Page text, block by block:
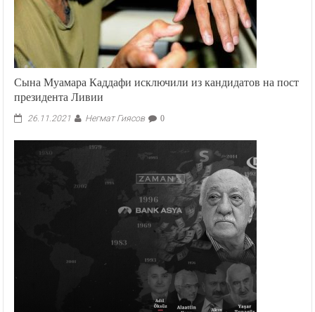
Сына Муамара Каддафи исключили из кандидатов на пост
президента Ливии
26.11.2021 Негмат Гиясов 0